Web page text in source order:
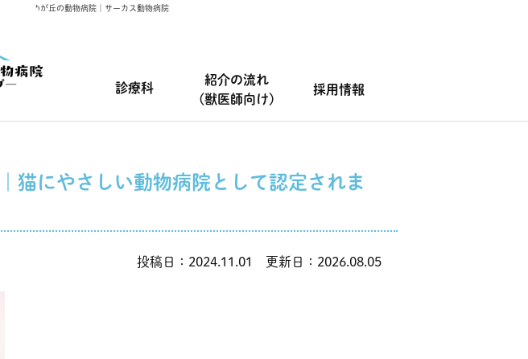
浜市ゆめが丘の動物病院｜サーカス動物病院
診療科
紹介の流れ
(獣医師向け)
採用情報
猫にやさしい動物病院として認定されま
投稿日：2024.11.01 更新日：2026.08.05